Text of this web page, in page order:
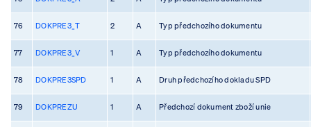
76 DOKPRE3_T 2 A Typ předchozího dokumentu
77 DOKPRE3_V 1 A Typ předchozího dokumentu
78 DOKPRE3SPD 1 A Druh předchozího dokladu SPD
79 DOKPREZU 1 A Předchozí dokument zboží unie